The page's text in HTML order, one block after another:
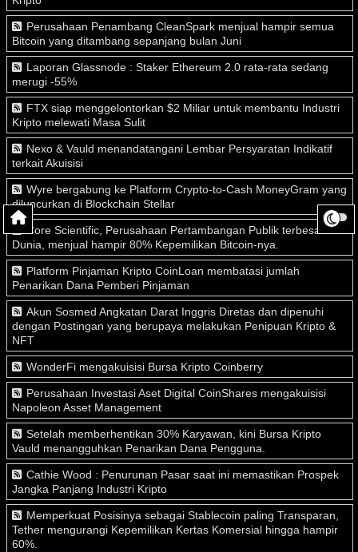
Perusahaan Penambang CleanSpark menjual hampir semua
Bitcoin yang ditambang sepanjang bulan Juni
Laporan Glassnode : Staker Ethereum 2.0 rata-rata sedang
merugi -55%
FTX siap menggelontorkan $2 Miliar untuk membantu Industri
Kripto melewati Masa Sulit
Nexo & Vauld menandatangani Lembar Persyaratan Indikatif
terkait Akuisisi
Wyre bergabung ke Platform Crypto-to-Cash MoneyGram yang
diluncurkan di Blockchain Stellar
Core Scientific, Perusahaan Pertambangan Publik terbesar di
Dunia, menjual hampir 80% Kepemilikan Bitcoin-nya.
Platform Pinjaman Kripto CoinLoan membatasi jumlah
Penarikan Dana Pemberi Pinjaman
Akun Sosmed Angkatan Darat Inggris Diretas dan dipenuhi
dengan Postingan yang berupaya melakukan Penipuan Kripto &
NFT
WonderFi mengakuisisi Bursa Kripto Coinberry
Perusahaan Investasi Aset Digital CoinShares mengakuisisi
Napoleon Asset Management
Setelah memberhentikan 30% Karyawan, kini Bursa Kripto
Vauld menangguhkan Penarikan Dana Pengguna.
Cathie Wood : Penurunan Pasar saat ini memastikan Prospek
Jangka Panjang Industri Kripto
Memperkuat Posisinya sebagai Stablecoin paling Transparan,
Tether mengurangi Kepemilikan Kertas Komersial hingga hampir
60%.